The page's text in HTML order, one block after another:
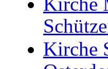
Kirche